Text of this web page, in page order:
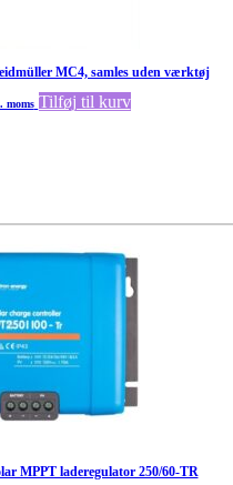
MC4, samles uden værktøj
moms Tilføj til kurv
MPPT laderegulator 250/60-TR